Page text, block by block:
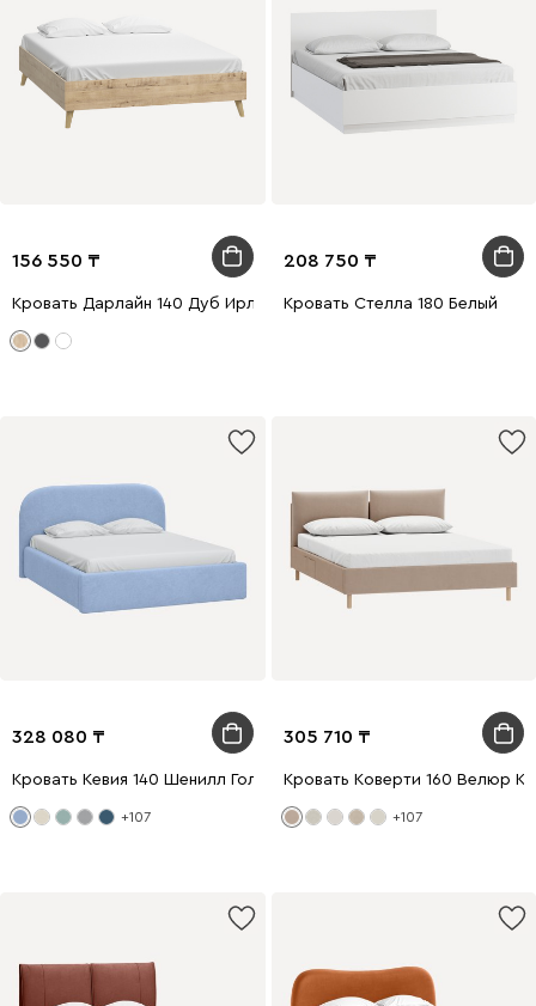
156 550
Кровать Дарлайн 140 Дуб Ирландский
208 750
Кровать Стелла 180 Белый
328 080
Кровать Кевия 140 Шенилл Голубой
+107
305 710
Кровать Коверти 160 Велюр
+107